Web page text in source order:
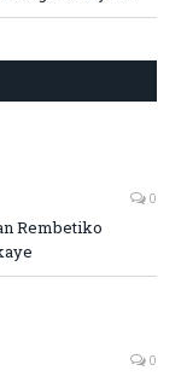
0
Rembetiko
0